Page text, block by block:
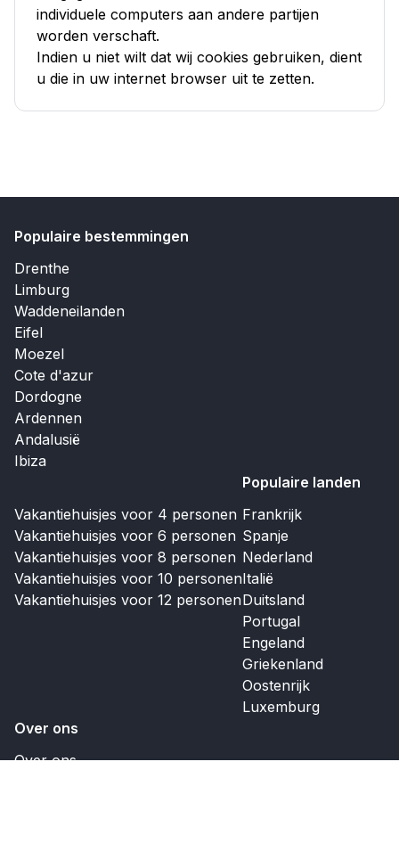
individuele computers aan andere partijen
worden verschaft.
Indien u niet wilt dat wij cookies gebruiken, dient
u die in uw internet browser uit te zetten.
Populaire bestemmingen
Drenthe
Limburg
Waddeneilanden
Eifel
Moezel
Cote d'azur
Dordogne
Ardennen
Andalusië
Ibiza
Vakantiehuisjes voor 4 personen
Vakantiehuisjes voor 6 personen
Vakantiehuisjes voor 8 personen
Vakantiehuisjes voor 10 personen
Vakantiehuisjes voor 12 personen
Populaire landen
Frankrijk
Spanje
Nederland
Italië
Duitsland
Portugal
Engeland
Griekenland
Oostenrijk
Luxemburg
Over ons
Over ons